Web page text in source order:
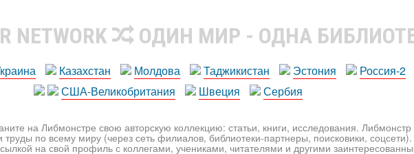
NETWORK ОДИН МИР - ОДНА
Казахстан Молдова Таджикистан Эстония Россия-2
США-Великобритания
Швеция Сербия
на Либмонстре свою авторскую коллекцию: статьи, книги, исследования. Либмонстр
труды по всему миру (через сеть филиалов, библиотеки-партнеры, поисковики,
на свой профиль с коллегами, учениками, читателями и другими